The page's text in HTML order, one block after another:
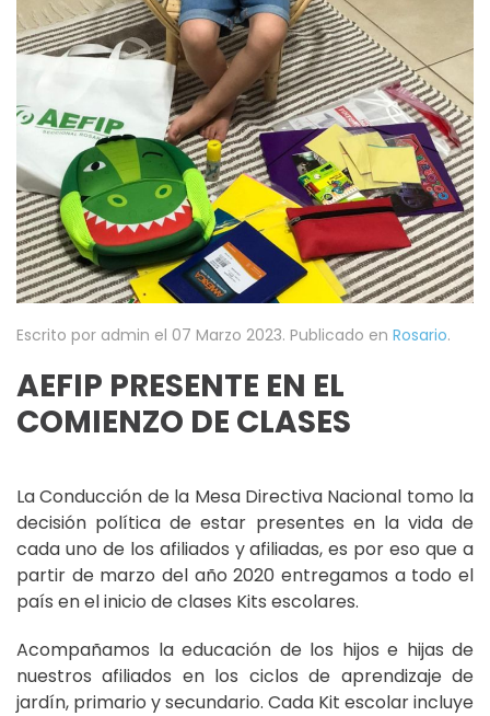
Escrito por admin el 07 Marzo 2023. Publicado en Rosario.
AEFIP PRESENTE EN EL
COMIENZO DE CLASES
La Conducción de la Mesa Directiva Nacional tomo la
decisión política de estar presentes en la vida de
cada uno de los afiliados y afiliadas, es por eso que a
partir de marzo del año 2020 entregamos a todo el
país en el inicio de clases Kits escolares.
Acompañamos la educación de los hijos e hijas de
nuestros afiliados en los ciclos de aprendizaje de
jardín, primario y secundario. Cada Kit escolar incluye